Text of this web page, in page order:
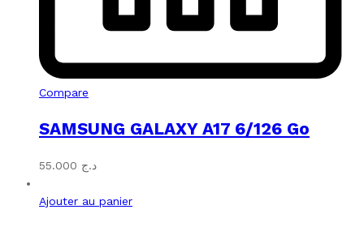
Compare
SAMSUNG GALAXY A17 6/126 Go
د.ج
Ajouter au panier